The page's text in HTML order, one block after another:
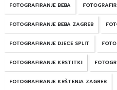
FOTOGRAFIRANJE BEBA
FOTOGRAFIRANJE BEBA ZAGREB
FOTOGRAFIRANJE DJECE SPLIT
FOTOGRAFIRANJE KRSTITKI
FOTOGRAFIRANJE KRŠTENJA ZAGREB